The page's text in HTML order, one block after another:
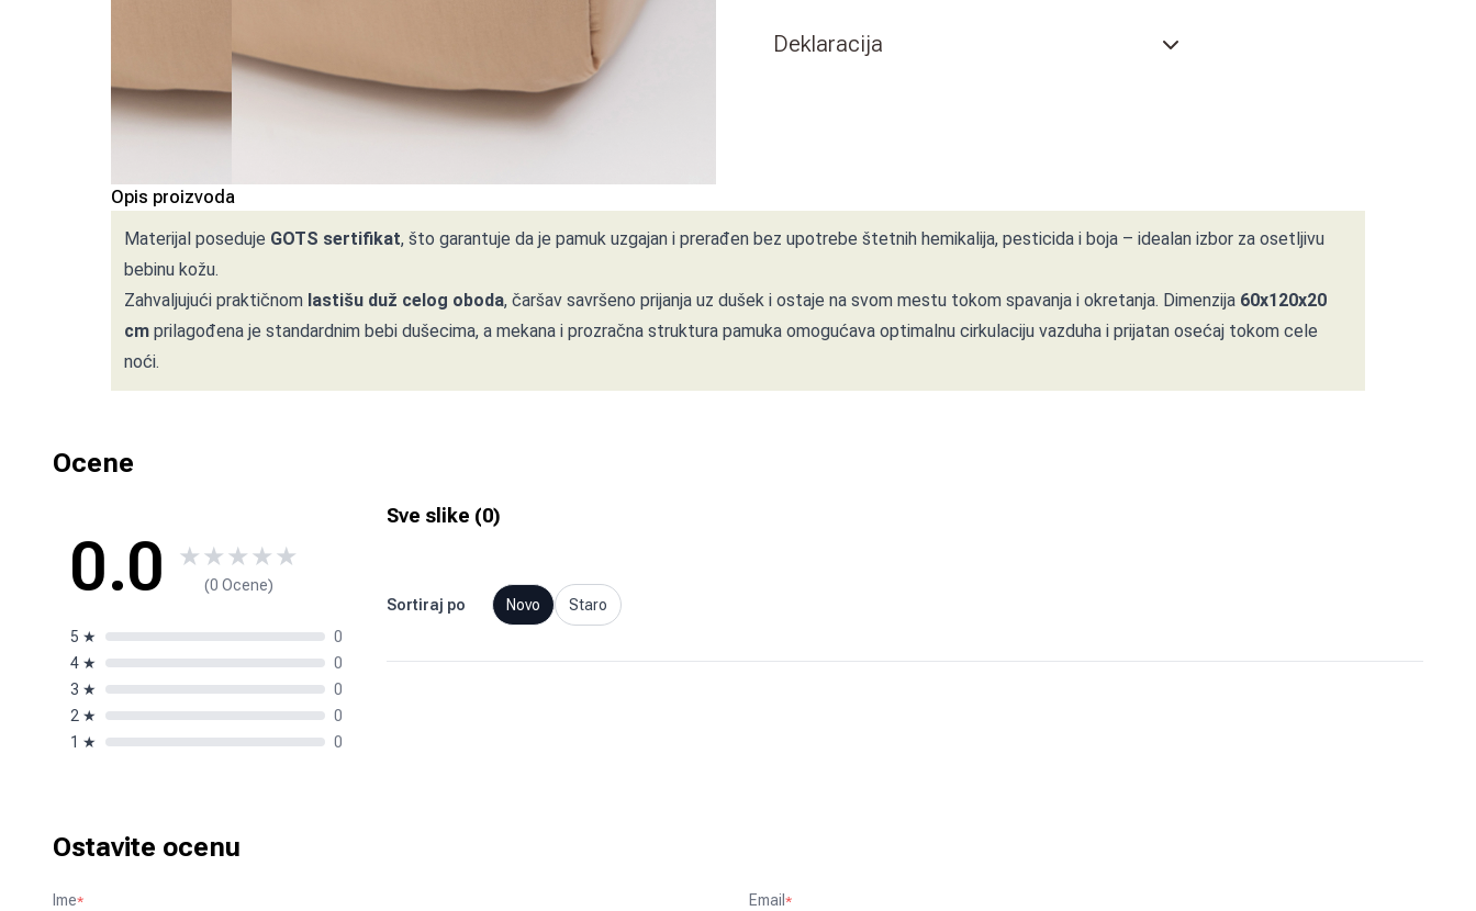
Deklaracija
Opis proizvoda
Materijal poseduje GOTS sertifikat, što garantuje da je pamuk uzgajan i prerađen bez upotrebe štetnih hemikalija, pesticida i boja – idealan izbor za osetljivu
bebinu kožu.
Zahvaljujući praktičnom lastišu duž celog oboda, čaršav savršeno prijanja uz dušek i ostaje na svom mestu tokom spavanja i okretanja. Dimenzija 60x120x20
cmprilagođena je standardnim bebi dušecima, a mekana i prozračna struktura pamuka omogućava optimalnu cirkulaciju vazduha i prijatan osećaj tokom cele
noći.
Ocene
0.0 ★★★★★
(0 Ocene)
5 ★
0
4 ★
0
3 ★
0
2 ★
0
1 ★ 0
Sve slike (0)
Sortiraj po Novo Staro
Ostavite ocenu
Ime* Email *